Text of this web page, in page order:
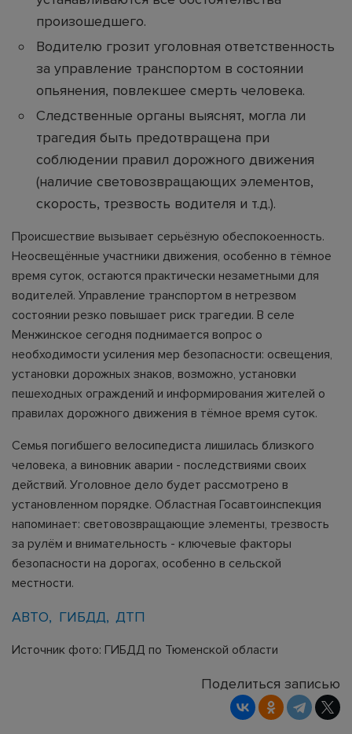
произошедшего.
Водителю грозит уголовная ответственность
за управление транспортом в состоянии
опьянения, повлекшее смерть человека.
Следственные органы выяснят, могла ли
трагедия быть предотвращена при
соблюдении правил дорожного движения
(наличие световозвращающих элементов,
скорость, трезвость водителя и т.д.).
Происшествие вызывает серьёзную обеспокоенность.
Неосвещённые участники движения, особенно в тёмное
время суток, остаются практически незаметными для
водителей. Управление транспортом в нетрезвом
состоянии резко повышает риск трагедии. В селе
Менжинское сегодня поднимается вопрос о
необходимости усиления мер безопасности: освещения,
установки дорожных знаков, возможно, установки
пешеходных ограждений и информирования жителей о
правилах дорожного движения в тёмное время суток.
Семья погибшего велосипедиста лишилась близкого
человека, а виновник аварии - последствиями своих
действий. Уголовное дело будет рассмотрено в
установленном порядке. Областная Госавтоинспекция
напоминает: световозвращающие элементы, трезвость
за рулём и внимательность - ключевые факторы
безопасности на дорогах, особенно в сельской
местности.
АВТО ГИБДД ДТП
Источник фото: ГИБДД по Тюменской области
Поделиться записью